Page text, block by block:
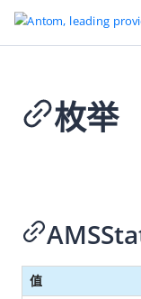
返回首页
服务端 SDK
Web SDK
枚举
值